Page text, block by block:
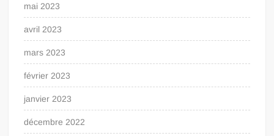
mai 2023
avril 2023
mars 2023
février 2023
janvier 2023
décembre 2022